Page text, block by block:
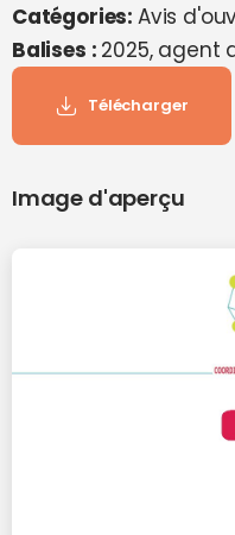
Catégories: Avis
Balises : 2025, agent
Télécharger
Image d'aperçu